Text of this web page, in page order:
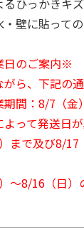
ひっかきキ
・壁に貼って
のご案内※
ら、下記の
期間：8/7（金
って発送日
まで及び8/
～8/16（日